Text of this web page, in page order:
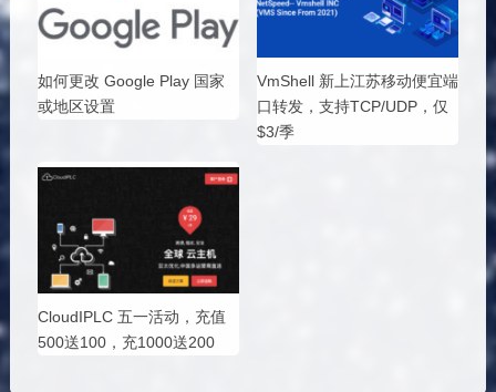
如何更改 Google Play 国家
或地区设置
VmShell 新上江苏移动便宜端
口转发，支持TCP/UDP，仅
$3/季
CloudIPLC 五一活动，充值
500送100，充1000送200